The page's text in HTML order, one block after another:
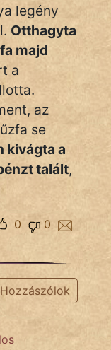
legény
Otthagyta
majd
a
az
se
kivágta a
talált,
0
0
Hozzászólok